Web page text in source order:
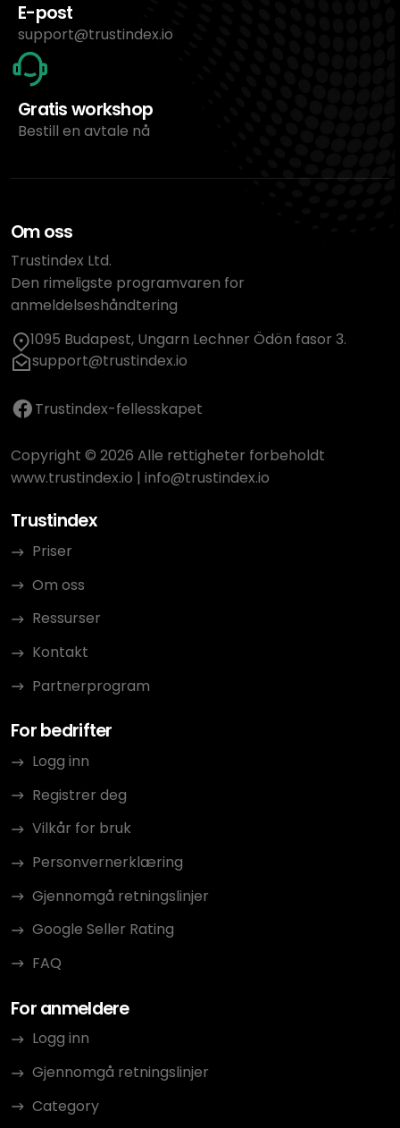
E-post
support@trustindex.io
Gratis workshop
Bestill en avtale nå
Om oss
Trustindex Ltd.
Den rimeligste programvaren for
anmeldelseshåndtering
1095 Budapest, Ungarn Lechner Ödön fasor 3.
support@trustindex.io
Trustindex-fellesskapet
Copyright © 2026 Alle rettigheter forbeholdt
www.trustindex.io | info@trustindex.io
Trustindex
Priser
Om oss
Ressurser
Kontakt
Partnerprogram
For bedrifter
Logg inn
Registrer deg
Vilkår for bruk
Personvernerklæring
Gjennomgå retningslinjer
Google Seller Rating
FAQ
For anmeldere
Logg inn
Gjennomgå retningslinjer
Category